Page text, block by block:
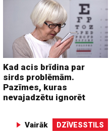
Kad acis brīdina par
sirds problēmām.
Pazīmes, kuras
nevajadzētu ignorēt
Vairāk DZĪVESSTILS